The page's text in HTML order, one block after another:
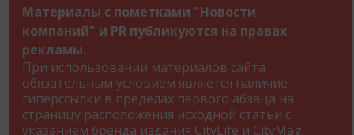
Материалы с пометками "Новости
компаний" и PR публикуются на правах
рекламы.
При использовании материалов сайта
обязательным условием является наличие
гиперссылки в пределах первого абзаца на
страницу расположения исходной статьи с
указанием бренда издания CityLife и CityMag.